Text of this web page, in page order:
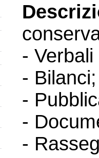
-
- Bilanci;
-
-
-